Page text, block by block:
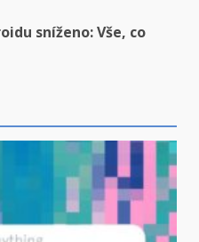
sníženo: Vše, co